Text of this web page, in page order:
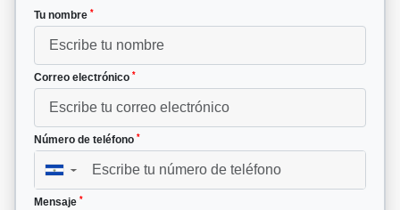
Tu nombre *
Correo electrónico *
Número de teléfono *
▼
Mensaje *